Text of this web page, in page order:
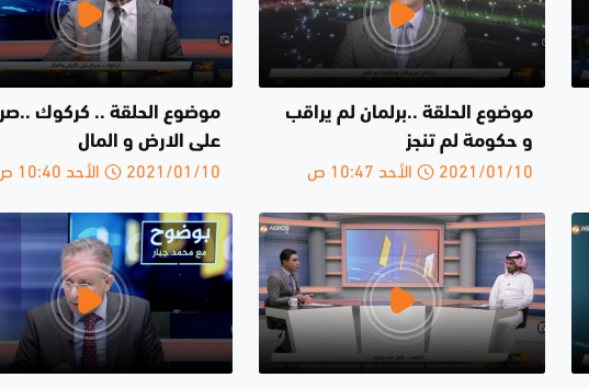
موضوع الحلقة ..برلمان لم يراقب
و حكومة لم تنجز
2021/01/10 الأحد 10:47 ص
موضوع الحلقة .. كركوك
على الارض و المال
2021/01/10 الأحد 10:40 ص